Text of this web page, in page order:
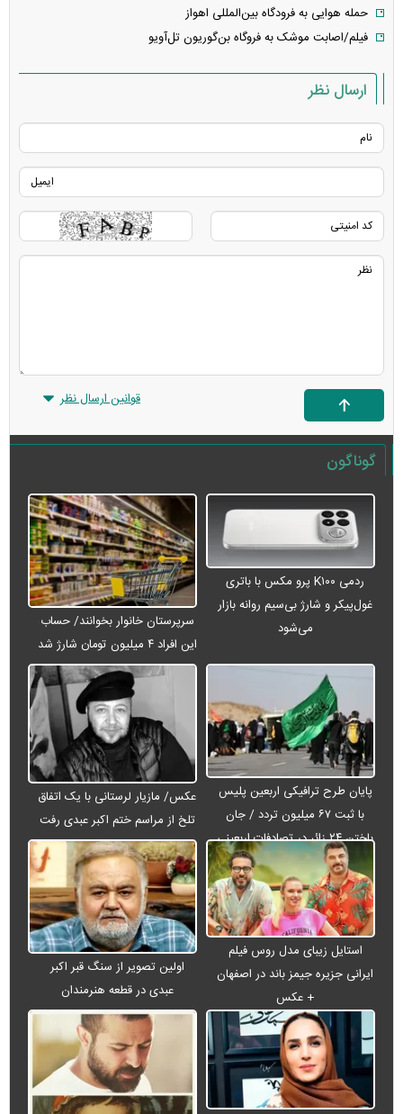
حمله هوایی به فرودگاه بین‌المللی اهواز
فیلم/اصابت موشک به فروگاه بن‌گوریون تل‌آویو
ارسال نظر
قوانین ارسال نظر
گوناگون
ردمی K۱۰۰ پرو مکس با باتری
غول‌پیکر و شارژ بی‌سیم روانه بازار
می‌شود
سرپرستان خانوار بخوانند/ حساب
این افراد ۴ میلیون تومان شارژ شد
پایان طرح ترافیکی اربعین پلیس
با ثبت ۶۷ میلیون تردد / جان
باختن ۲۴ زائر در تصادفات اربعینی
عکس/ مازیار لرستانی با یک اتفاق
تلخ از مراسم ختم اکبر عبدی رفت
استایل زیبای مدل روس فیلم
ایرانی جزیره جیمز باند در اصفهان
+ عکس
اولین تصویر از سنگ قبر اکبر
عبدی در قطعه هنرمندان